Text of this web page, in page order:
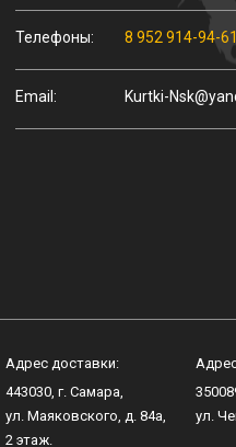
Телефоны: 8 952 914-94-61
Email: Kurtki-
Адрес доставки:
443030, г.Самара,
ул.Маяковского, д. 84а,
2 этаж.
ул.